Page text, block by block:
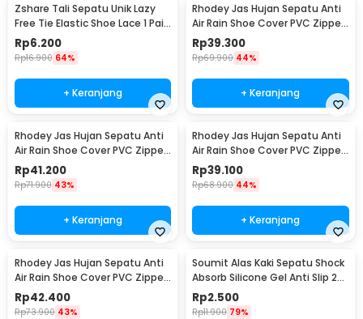
Zshare Tali Sepatu Unik Lazy
Free Tie Elastic Shoe Lace 1 Pair
- T10
Rp6.200
Rp16.900 64%
+ Keranjang
Rhodey Jas Hujan Sepatu Anti
Air Rain Shoe Cover PVC Zipper
Reflector XL - H-212
Rp39.300
Rp69.900 44%
+ Keranjang
Rhodey Jas Hujan Sepatu Anti
Air Rain Shoe Cover PVC Zipper
Reflector S - H-212
Rp41.200
Rp71.900 43%
+ Keranjang
Rhodey Jas Hujan Sepatu Anti
Air Rain Shoe Cover PVC Zipper
Reflector M - H-212
Rp39.100
Rp68.900 44%
+ Keranjang
Rhodey Jas Hujan Sepatu Anti
Air Rain Shoe Cover PVC Zipper
Reflector L - H-212
Rp42.400
Rp73.900 43%
Soumit Alas Kaki Sepatu Shock
Absorb Silicone Gel Anti Slip 2
PCS - MJ003
Rp2.500
Rp11.900 79%